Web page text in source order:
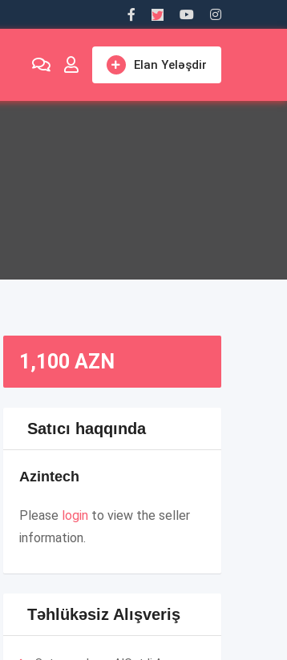
Elan Yeləşdir
1,100 AZN
Satıcı haqqında
Azintech
Please login to view the seller
information.
Təhlükəsiz Alışveriş